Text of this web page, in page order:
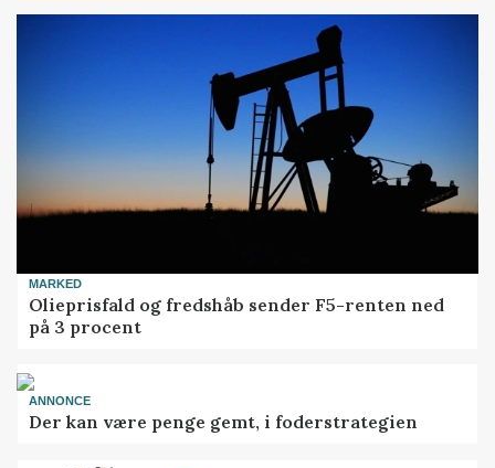
MARKED
Olieprisfald og fredshåb sender F5-renten ned
på 3 procent
ANNONCE
Der kan være penge gemt, i foderstrategien